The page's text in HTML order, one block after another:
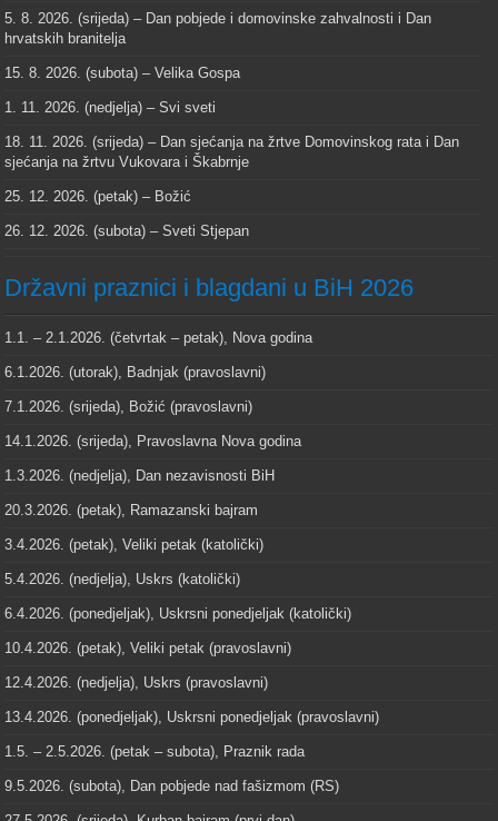
5. 8. 2026. (srijeda) – Dan pobjede i domovinske zahvalnosti i Dan
hrvatskih branitelja
15. 8. 2026. (subota) – Velika Gospa
1. 11. 2026. (nedjelja) – Svi sveti
18. 11. 2026. (srijeda) – Dan sjećanja na žrtve Domovinskog rata i Dan
sjećanja na žrtvu Vukovara i Škabrnje
25. 12. 2026. (petak) – Božić
26. 12. 2026. (subota) – Sveti Stjepan
Državni praznici i blagdani u BiH 2026
1.1. – 2.1.2026. (četvrtak – petak), Nova godina
6.1.2026. (utorak), Badnjak (pravoslavni)
7.1.2026. (srijeda), Božić (pravoslavni)
14.1.2026. (srijeda), Pravoslavna Nova godina
1.3.2026. (nedjelja), Dan nezavisnosti BiH
20.3.2026. (petak), Ramazanski bajram
3.4.2026. (petak), Veliki petak (katolički)
5.4.2026. (nedjelja), Uskrs (katolički)
6.4.2026. (ponedjeljak), Uskrsni ponedjeljak (katolički)
10.4.2026. (petak), Veliki petak (pravoslavni)
12.4.2026. (nedjelja), Uskrs (pravoslavni)
13.4.2026. (ponedjeljak), Uskrsni ponedjeljak (pravoslavni)
1.5. – 2.5.2026. (petak – subota), Praznik rada
9.5.2026. (subota), Dan pobjede nad fašizmom (RS)